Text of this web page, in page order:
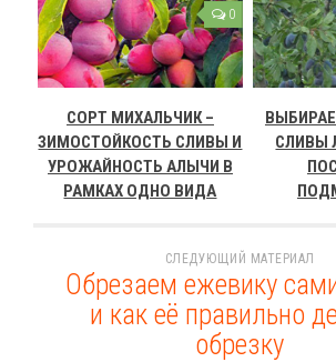
0
СОРТ МИХАЛЬЧИК –
ЗИМОСТОЙКОСТЬ СЛИВЫ И
УРОЖАЙНОСТЬ АЛЫЧИ В
РАМКАХ ОДНО ВИДА
СЛИВЫ
СЛЕДУЮЩИЙ МАТЕРИАЛ
Обрезаем ежевику
и как её правильно
обрезку